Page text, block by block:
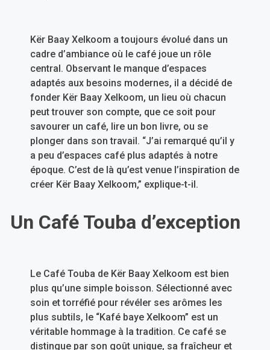
Kër Baay Xelkoom a toujours évolué dans un
cadre d’ambiance où le café joue un rôle
central. Observant le manque d’espaces
adaptés aux besoins modernes, il a décidé de
fonder Kër Baay Xelkoom, un lieu où chacun
peut trouver son compte, que ce soit pour
savourer un café, lire un bon livre, ou se
plonger dans son travail. “J’ai remarqué qu’il y
a peu d’espaces café plus adaptés à notre
époque. C’est de là qu’est venue l’inspiration de
créer Kër Baay Xelkoom,” explique-t-il.
Un Café Touba d’exception
Le Café Touba de Kër Baay Xelkoom est bien
plus qu’une simple boisson. Sélectionné avec
soin et torréfié pour révéler ses arômes les
plus subtils, le “Kafé baye Xelkoom” est un
véritable hommage à la tradition. Ce café se
distingue par son goût unique, sa fraîcheur et